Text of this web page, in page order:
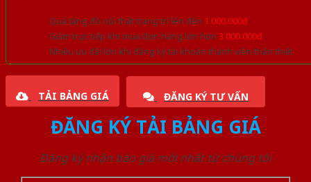
Quà tặng đồ nội thất trang trí lên đến 1.000.000đ
Giảm trực tiếp khi mua đơn hàng lớn hơn 3.000.000đ
Nhiều ưu đãi lớn khi đăng ký tài khoản thành viên thân thiết
TẢI BẢNG GIÁ ĐĂNG KÝ TƯ VẤN
ĐĂNG KÝ TẢI BẢNG GIÁ
Đăng ký nhận báo giá mới nhất từ chúng tôi